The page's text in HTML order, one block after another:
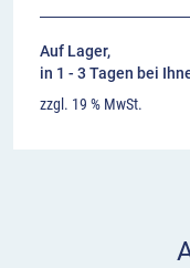
Auf Lager,
in 1 - 3 Tagen bei
zzgl. 19 % MwSt.